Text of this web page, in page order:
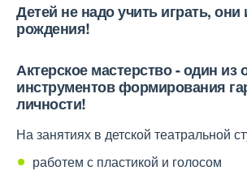
Детей не надо учить играть, они
рождения!
Актерское мастерство - один из
инструментов формирования
личности!
На занятиях в детской театральной
работем с пластикой и голосом